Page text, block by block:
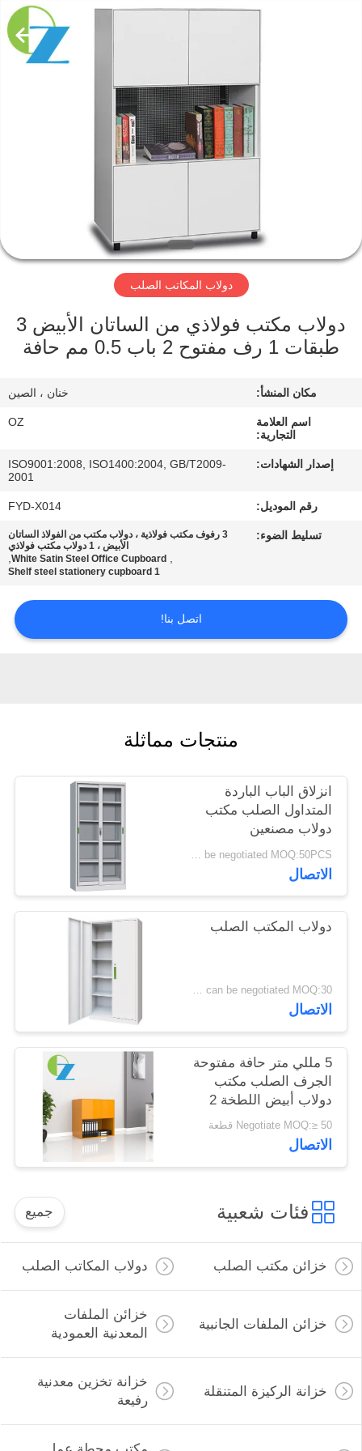
عنا
في
المعمل
مراقبة
الجودة
اطلب
اقتباس
PRIVACY
POLICY
دولاب المكاتب الصلب
دولاب مكتب فولاذي من الساتان الأبيض 3
طبقات 1 رف مفتوح 2 باب 0.5 مم حافة
مكان المنشأ: خنان ، الصين
اسم العلامة
التجارية:
OZ
إصدار الشهادات:
ISO9001:2008, ISO1400:2004, GB/T2009-
2001
رقم الموديل: FYD-X014
تسليط الضوء:
3 رفوف مكتب فولاذية ، دولاب مكتب من الفولاذ الساتان
الأبيض ، 1 دولاب مكتب فولاذي
,
White Satin Steel Office Cupboard
,
1 Shelf steel stationery cupboard
اتصل بنا!
منتجات مماثلة
انزلاق الباب الباردة
المتداول الصلب مكتب
دولاب مصنعين
can be negotiated MOQ:50PCS
الاتصال
دولاب المكتب الصلب
can be negotiated MOQ:30 قطعة
الاتصال
5 مللي متر حافة مفتوحة
الجرف الصلب مكتب
دولاب أبيض اللطخة 2
الطبقة مجلس الوزراء
فتح القاع
Negotiate MOQ:≥ 50 قطعة
الاتصال
فئات شعبية جميع
خزائن مكتب الصلب دولاب المكاتب الصلب
خزائن الملفات الجانبية
خزائن الملفات
المعدنية العمودية
خزانة الركيزة المتنقلة
خزانة تخزين معدنية
رفيعة